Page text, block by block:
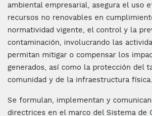
ambiental empresarial, asegura el uso
recursos no renovables en
normatividad vigente, el control y la
contaminación, involucrando las
permitan mitigar o compensar los
generados, así como la protección del
comunidad y de la infraestructura física.
Se formulan, implementan y
directrices en el marco del Sistema de